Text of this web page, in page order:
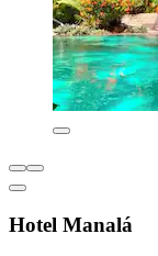
Hotel Manalá